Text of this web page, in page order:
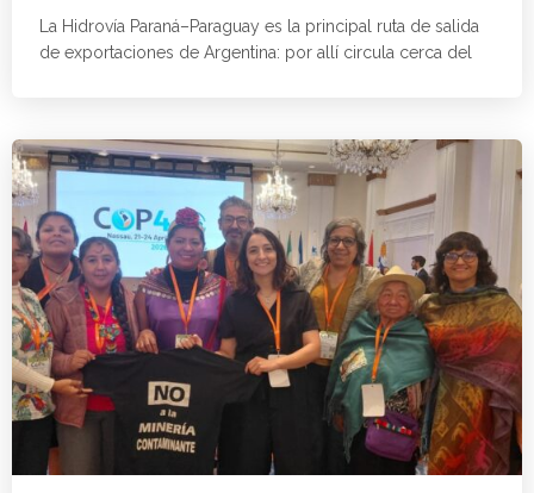
La Hidrovía Paraná–Paraguay es la principal ruta de salida
de exportaciones de Argentina: por allí circula cerca del